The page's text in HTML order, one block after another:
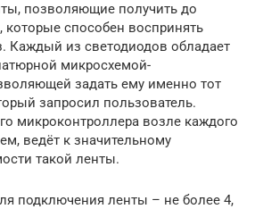
позволяющие получить до
которые способен воспринять
Каждый из светодиодов обладает
микросхемой-
задать ему именно тот
запросил пользователь.
микроконтроллера возле каждого
ведёт к значительному
такой ленты.
подключения ленты – не более 4,